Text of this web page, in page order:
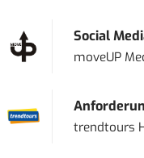
Social
moveUP
trendtours